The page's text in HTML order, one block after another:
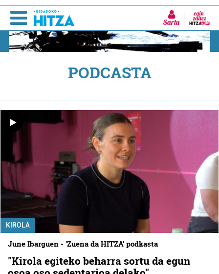
Sartu
PODCASTA
KIROLA
June Ibarguen - 'Zuena da HITZA' podkasta
"Kirola egiteko beharra sortu da egun